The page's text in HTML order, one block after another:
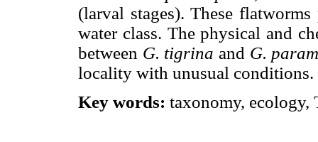
(larval stages). These
water class. The physical and
between G. tigrina and G.
locality with unusual conditions.
Key words: taxonomy, ecology,